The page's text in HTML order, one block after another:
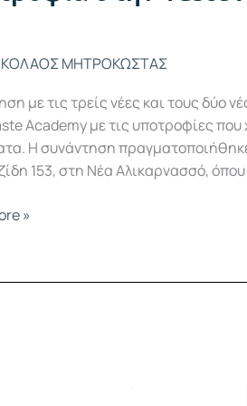
ΜΗΤΡΟΚΩΣΤΑΣ
με τις τρείς νέες και τους δύο
Academy με τις υποτροφίες
Η συνάντηση
153, στη Νέα Αλικαρνασσό,
»